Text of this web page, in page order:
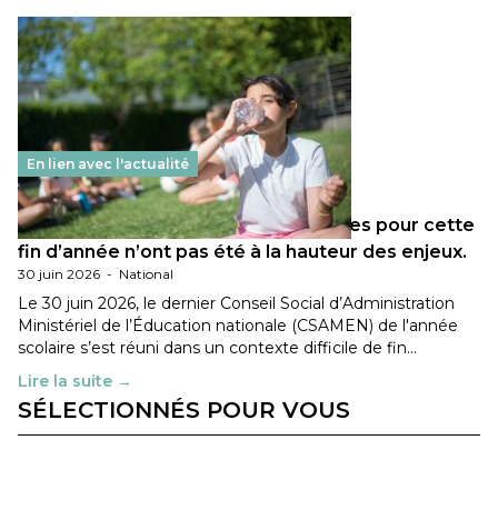
En lien avec l'actualité
Les décisions ministérielles attendues pour cette
fin d’année n’ont pas été à la hauteur des enjeux.
30 juin 2026 - National
Le 30 juin 2026, le dernier Conseil Social d’Administration
Ministériel de l’Éducation nationale (CSAMEN) de l'année
scolaire s’est réuni dans un contexte difficile de fin…
Lire la suite →
SÉLECTIONNÉS POUR VOUS